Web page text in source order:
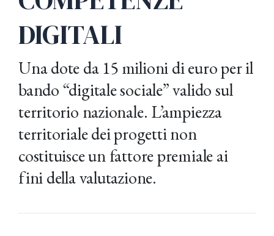
DIGITALI
Una dote da 15 milioni di euro per il
bando “digitale sociale” valido sul
territorio nazionale. L’ampiezza
territoriale dei progetti non
costituisce un fattore premiale ai
fini della valutazione.